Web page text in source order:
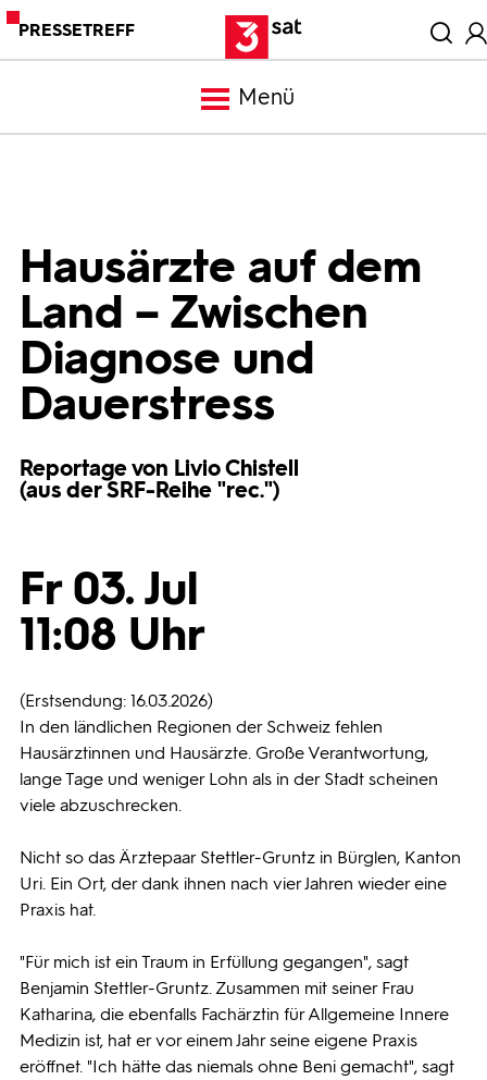
PRESSETREFF
Menü
Mediathek
Bilder
Hausärzte auf dem
Land – Zwischen
Diagnose und
Dauerstress
Reportage von Livio Chistell
(aus der SRF-Reihe "rec.")
Fr 03. Jul
11:08 Uhr
(Erstsendung: 16.03.2026)
In den ländlichen Regionen der Schweiz fehlen
Hausärztinnen und Hausärzte. Große Verantwortung,
lange Tage und weniger Lohn als in der Stadt scheinen
viele abzuschrecken.
Nicht so das Ärztepaar Stettler-Gruntz in Bürglen, Kanton
Uri. Ein Ort, der dank ihnen nach vier Jahren wieder eine
Praxis hat.
"Für mich ist ein Traum in Erfüllung gegangen", sagt
Benjamin Stettler-Gruntz. Zusammen mit seiner Frau
Katharina, die ebenfalls Fachärztin für Allgemeine Innere
Medizin ist, hat er vor einem Jahr seine eigene Praxis
eröffnet. "Ich hätte das niemals ohne Beni gemacht", sagt